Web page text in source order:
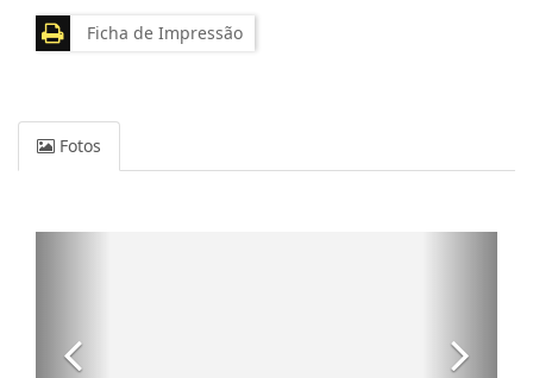
Ficha de Impressão
Fotos